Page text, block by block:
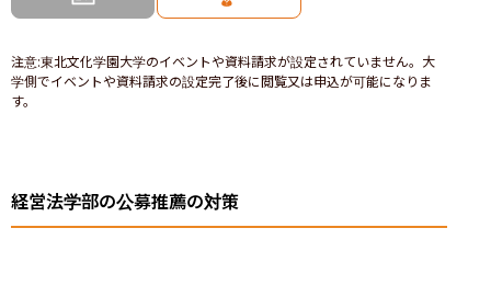
注意:東北文化学園大学のイベントや資料請求が設定されていません。大
学側でイベントや資料請求の設定完了後に閲覧又は申込が可能になりま
す。
経営法学部の公募推薦の対策